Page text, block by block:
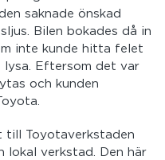
saknade önskad
Bilen bokades då in
inte kunde hitta felet
Eftersom det var
och kunden
Toyotaverkstaden
lokal verkstad. Den här